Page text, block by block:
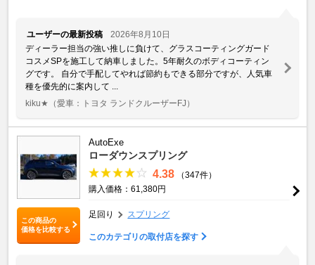
ユーザーの最新投稿
2026年8月10日
ディーラー担当の強い推しに負けて、グラスコーティングガード
コスメSPを施工して納車しました。5年耐久のボディコーティン
グです。 自分で手配してやれば節約もできる部分ですが、人気車
種を優先的に案内して ...
kiku★ （愛車：トヨタ ランドクルーザーFJ）
この商品の
価格を比較する
AutoExe
ローダウンスプリング
4.38
（347件）
購入価格：61,380円
足回り スプリング
このカテゴリの取付店を探す